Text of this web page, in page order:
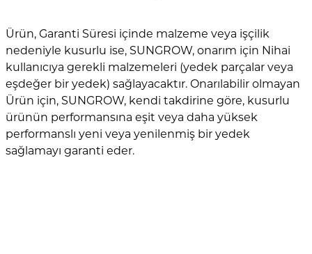
Ürün, Garanti Süresi içinde malzeme veya işçilik
nedeniyle kusurlu ise, SUNGROW, onarım için Nihai
kullanıcıya gerekli malzemeleri (yedek parçalar veya
eşdeğer bir yedek) sağlayacaktır. Onarılabilir olmayan
Ürün için, SUNGROW, kendi takdirine göre, kusurlu
ürünün performansına eşit veya daha yüksek
performanslı yeni veya yenilenmiş bir yedek
sağlamayı garanti eder.